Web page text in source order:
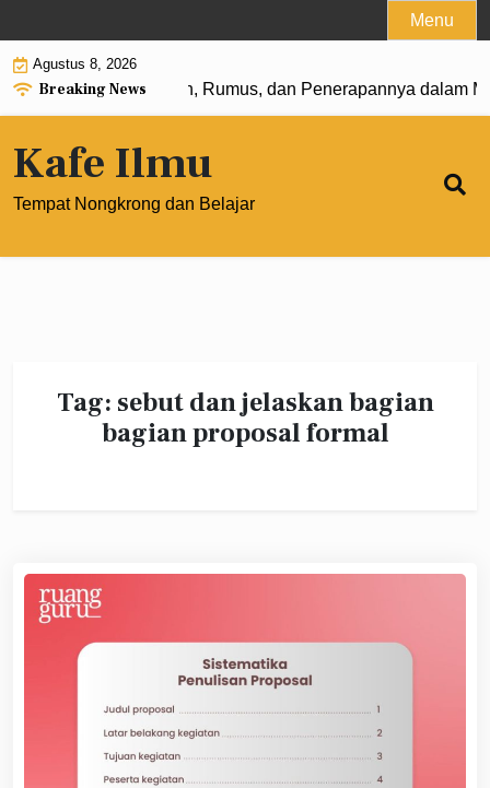
to
content
Menu
Agustus 8, 2026
Breaking News
0: Pengertian, Rumus, dan Penerapannya dalam
Kafe Ilmu
Tempat Nongkrong dan Belajar
Tag: sebut dan jelaskan bagian
bagian proposal formal